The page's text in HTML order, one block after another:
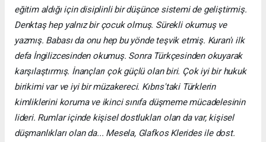
eğitim aldığı için disiplinli bir düşünce sistemi de geliştirmiş.
Denktaş hep yalnız bir çocuk olmuş. Sürekli okumuş ve
yazmış. Babası da onu hep bu yönde teşvik etmiş. Kuran'ı ilk
defa İngilizcesinden okumuş. Sonra Türkçesinden okuyarak
karşılaştırmış. İnançları çok güçlü olan biri. Çok iyi bir hukuk
birikimi var ve iyi bir müzakereci. Kıbrıs'taki Türklerin
kimliklerini koruma ve ikinci sınıfa düşmeme mücadelesinin
lideri. Rumlar içinde kişisel dostlukları olan da var, kişisel
düşmanlıkları olan da... Mesela, Glafkos Klerides ile dost.